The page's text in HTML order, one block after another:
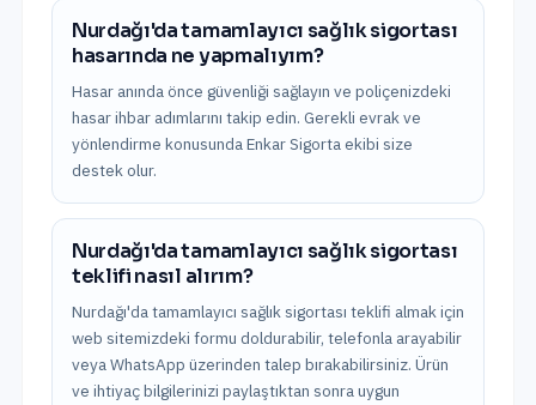
Nurdağı'da tamamlayıcı sağlık sigortası
hasarında ne yapmalıyım?
Hasar anında önce güvenliği sağlayın ve poliçenizdeki
hasar ihbar adımlarını takip edin. Gerekli evrak ve
yönlendirme konusunda Enkar Sigorta ekibi size
destek olur.
Nurdağı'da tamamlayıcı sağlık sigortası
teklifi nasıl alırım?
Nurdağı'da tamamlayıcı sağlık sigortası teklifi almak için
web sitemizdeki formu doldurabilir, telefonla arayabilir
veya WhatsApp üzerinden talep bırakabilirsiniz. Ürün
ve ihtiyaç bilgilerinizi paylaştıktan sonra uygun